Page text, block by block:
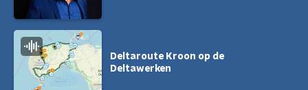
Deltaroute Kroon op de
Deltawerken